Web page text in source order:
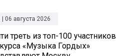
| 06 августа 2026
треть из топ-100 участников
«Музыка Гордых»